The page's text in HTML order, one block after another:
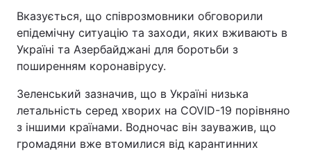
Вказується, що співрозмовники обговорили
епідемічну ситуацію та заходи, яких вживають в
Україні та Азербайджані для боротьби з
поширенням коронавірусу.
Зеленський зазначив, що в Україні низька
летальність серед хворих на COVID-19 порівняно
з іншими країнами. Водночас він зауважив, що
громадяни вже втомилися від карантинних